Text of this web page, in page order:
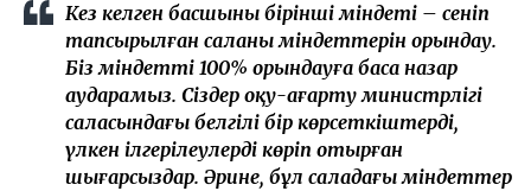
Кез келген басшының бірінші міндеті – сеніп
тапсырылған саланың міндеттерін орындау.
Біз міндетті 100% орындауға баса назар
аударамыз. Сіздер оқу-ағарту министрлігі
саласындағы белгілі бір көрсеткіштерді,
үлкен ілгерілеулерді көріп отырған
шығарсыздар. Әрине, бұл саладағы міндеттер